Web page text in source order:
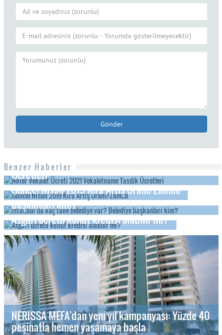
Gönder
Benzer Haberler
Noter Vekalet Ücreti 2021 Vekaletname Tasdik
Ücretleri
Güncel Nisan 2019 Kira Artış Oranı/Zammı
İstanbul’da kaç tane belediye var? Belediye
başkanları kim?
Asgari ücretli konut kredisi alabilir mi?
NERISSA MEFA’dan yeni yıl kampanyası: Yüzde 40
peşinatla hemen yaşamaya başla